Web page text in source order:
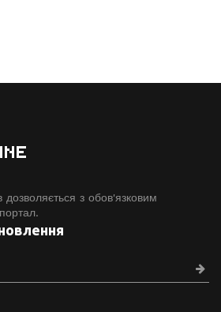
дозволяється з обов'язковим